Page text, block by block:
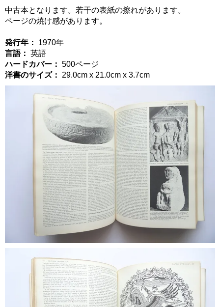
中古本となります。若干の表紙の擦れがあります。
ページの焼け感があります。
発行年：
1970年
言語： 英語
ハードカバー： 500ページ
洋書のサイズ：
29.0cm x 21.0cm x 3.7cm